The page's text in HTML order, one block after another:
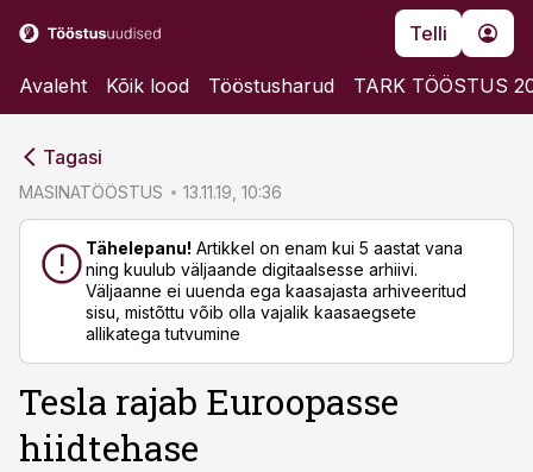
Telli
Avaleht Kõik lood Tööstusharud TARK TÖÖSTUS
Tagasi
MASINATÖÖSTUS 13.11.19, 10:36
Tähelepanu! Artikkel on enam kui 5 aastat vana
ning kuulub väljaande digitaalsesse arhiivi.
Väljaanne ei uuenda ega kaasajasta arhiveeritud
sisu, mistõttu võib olla vajalik kaasaegsete
allikatega tutvumine
Tesla rajab Euroopasse
hiidtehase